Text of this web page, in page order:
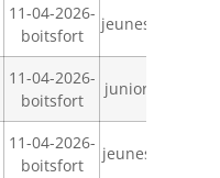
11-04-2026-
boitsfort
jeunesa
11-04-2026-
boitsfort
juniors
11-04-2026-
boitsfort
jeunesc